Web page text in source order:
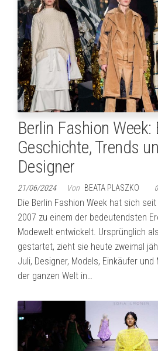
Berlin Fashion Week:
Geschichte, Trends
Designer
21/06/2024 Von BEATA PLASZKO 0
Die Berlin Fashion Week hat sich
2007 zu einem der bedeutendsten
Modewelt entwickelt. Ursprünglich
gestartet, zieht sie heute zweimal
Juli, Designer, Models, Einkäufer
der ganzen Welt in…